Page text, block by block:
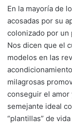
En la mayoría de
acosadas por su
colonizado por un
Nos dicen que el
modelos en las
milagrosas
conseguir el
semejante ideal
“plantillas” de